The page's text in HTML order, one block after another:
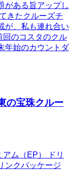
がある旨アップし
きたクルーズチ
が、私も連れ合い
回のコスタのクル
年始のカウントダ
宝珠クルー
ム（EP） ドリ
ンクパッケージ